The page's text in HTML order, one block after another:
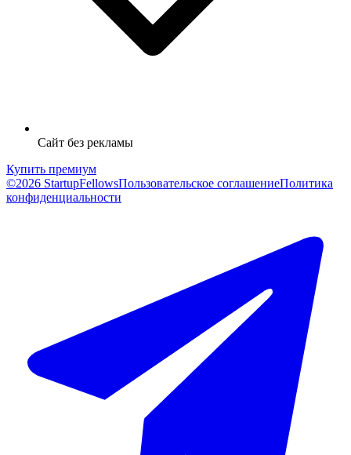
Сайт без рекламы
Купить премиум
©2026 StartupFellowsПользовательское соглашениеПолитика
конфиденциальности